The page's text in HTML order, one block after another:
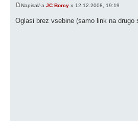
Napisal/-a JC Borcy » 12.12.2008, 19:19
Oglasi brez vsebine (samo link na drugo